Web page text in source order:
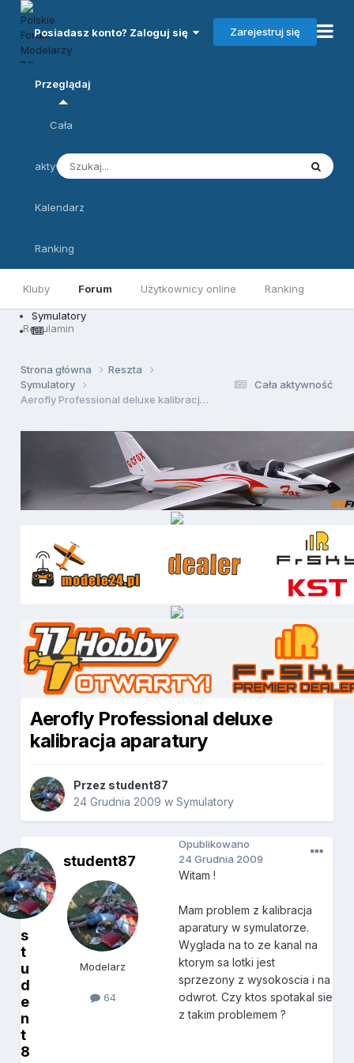
Posiadasz konto? Zaloguj się Zarejestruj się
Przeglądaj
Kluby Forum Użytkownicy online Ranking
Regulamin
Cała
aktywność
Kalendarz
Ranking
Symulatory
Cała aktywność
Strona główna
Reszta
Symulatory
Aerofly Professional deluxe kalibracja aparatury
Aerofly Professional deluxe
kalibracja aparatury
Przez student87
24 Grudnia 2009 wSymulatory
s
t
u
d
e
n
t
8
student87
Modelarz
64
Opublikowano
24 Grudnia 2009
Witam !
Mam problem z kalibracja
aparatury w symulatorze.
Wyglada na to ze kanal na
ktorym sa lotki jest
sprzezony z wysokoscia i na
odwrot. Czy ktos spotakal sie
z takim problemem ?